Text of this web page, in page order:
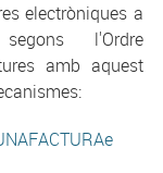
electròniques a
l'Ordre
amb aquest